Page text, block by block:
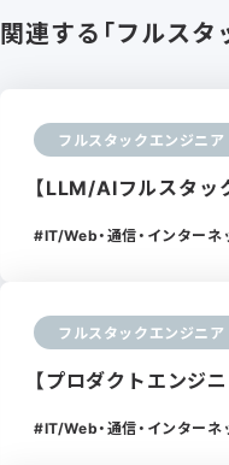
関連する「フルス
フルスタックエンジニア
【LLM/AIフルスタ
IT/Web・通信・インターネ
フルスタックエンジニア
【プロダクトエンジ
IT/Web・通信・インターネ